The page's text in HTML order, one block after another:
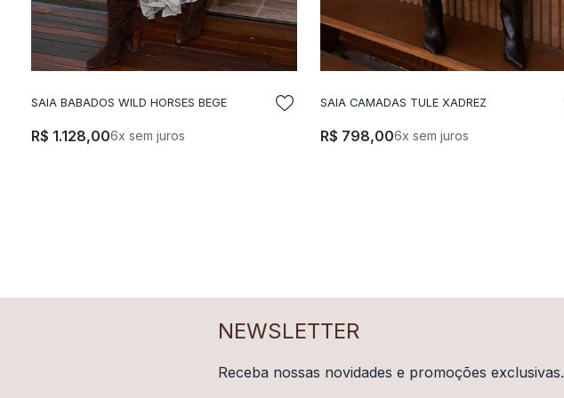
ADICIONAR A SACOLA
SAIA BABADOS WILD HORSES BEGE
R$ 1.128,006x sem juros
ADICIONAR A SACOLA
SAIA CAMADAS TULE XADREZ
R$ 798,006x sem juros
NEWSLETTER
Receba nossas novidades e promoções exclusivas.